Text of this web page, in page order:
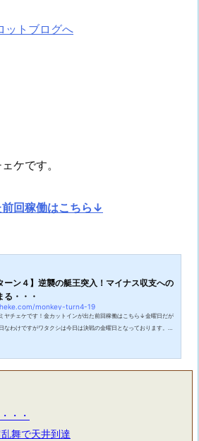
ケです。
回稼働はこちら↓
ーン４】逆襲の艇王突入！マイナス収支への
る・・・
monkey-turn4-19
ヤチェケです！金カットインが出た前回稼働はこちら↓金曜日だが
なわけですがワタクシは今日は決戦の金曜日となっております。仕
のごとく仕事を頑張ってきます！青島グラビアヘビーユーザーさて
きました。...
・・
舞で天井到達